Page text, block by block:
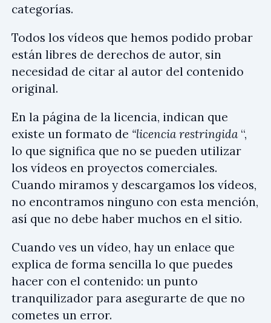
categorías.
Todos los vídeos que hemos podido probar
están libres de derechos de autor, sin
necesidad de citar al autor del contenido
original.
En la página de la licencia, indican que
existe un formato de “licencia restringida“,
lo que significa que no se pueden utilizar
los vídeos en proyectos comerciales.
Cuando miramos y descargamos los vídeos,
no encontramos ninguno con esta mención,
así que no debe haber muchos en el sitio.
Cuando ves un vídeo, hay un enlace que
explica de forma sencilla lo que puedes
hacer con el contenido: un punto
tranquilizador para asegurarte de que no
cometes un error.